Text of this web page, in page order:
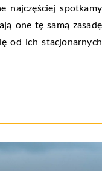
najczęściej spotkamy
one tę samą zasadę
od ich stacjonarnych